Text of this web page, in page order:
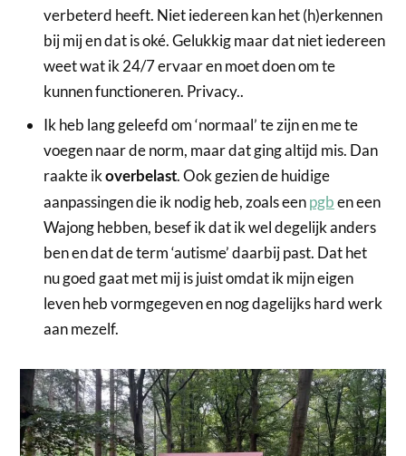
verbeterd heeft. Niet iedereen kan het (h)erkennen
bij mij en dat is oké. Gelukkig maar dat niet iedereen
weet wat ik 24/7 ervaar en moet doen om te
kunnen functioneren. Privacy..
Ik heb lang geleefd om ‘normaal’ te zijn en me te
voegen naar de norm, maar dat ging altijd mis. Dan
raakte ikoverbelast. Ook gezien de huidige
aanpassingen die ik nodig heb, zoals eenpgben een
Wajong hebben, besef ik dat ik wel degelijk anders
ben en dat de term ‘autisme’ daarbij past. Dat het
nu goed gaat met mij is juist omdat ik mijn eigen
leven heb vormgegeven en nog dagelijks hard werk
aan mezelf.